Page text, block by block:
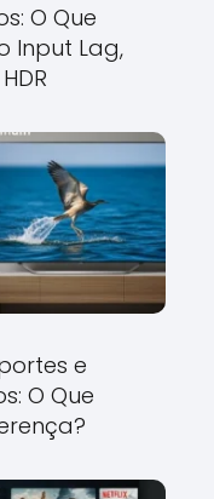
O Que
Input Lag,
e
O Que